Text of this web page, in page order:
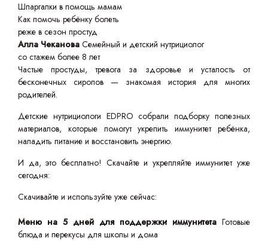
Шпаргалки в помощь мамам
Как помочь ребёнку болеть
реже в сезон простуд
Алла Чеканова Семейный и детский нутрициолог
со стажем более 8 лет
Частые простуды, тревога за здоровье и усталость от
бесконечных сиропов — знакомая история для многих
родителей.
Детские нутрициологи EDPRO собрали подборку полезных
материалов, которые помогут укрепить иммунитет ребёнка,
наладить питание и восстановить энергию.
И да, это бесплатно! Скачайте и укрепляйте иммунитет уже
сегодня:
Скачивайте и используйте уже сейчас:
Меню на 5 дней для поддержки иммунитета Готовые
блюда и перекусы для школы и дома